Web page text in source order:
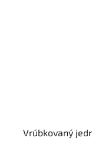
Vrúbkovaný